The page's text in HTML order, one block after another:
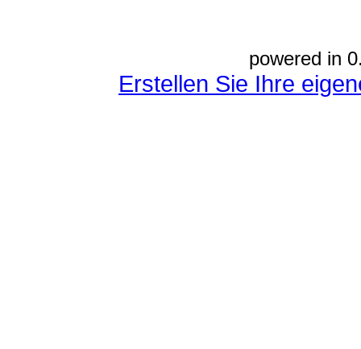
powered in
Erstellen Sie Ihre